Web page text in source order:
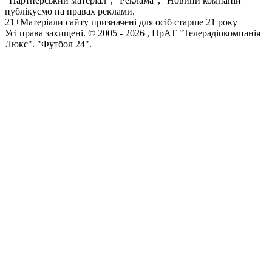
публікуємо на правах реклами.
21+Матеріали сайту призначені для осіб старше 21 року
Усi права захищенi. © 2005 - 2026 , ПрАТ "Телерадіокомпанія
Люкс". "Футбол 24".